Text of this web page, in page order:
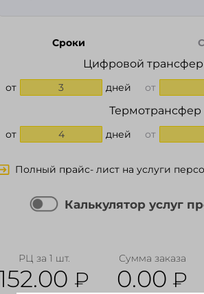
Сроки
Цифровой трансфер
от 3 дней от
Термотрансфер
от 4 дней от
Полный прайс- лист на услуги
Калькулятор услуг
РЦ за 1 шт.
₽
Сумма заказа
0.00 ₽